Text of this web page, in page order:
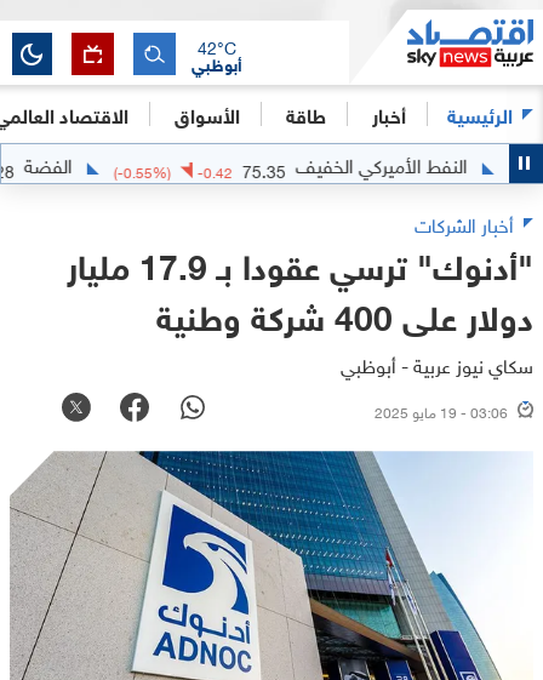
الرئيسية أخبار طاقة الأسواق الاقتصاد
أبوظبي
42°C
النفط الأميركي الخفيف 75.35
-0.42
(-0.55%) الفضة 61.9528
أخبار الشركات
"أدنوك" ترسي عقودا بـ 17.9 مليار
دولار على 400 شركة وطنية
سكاي نيوز عربية - أبوظبي
03:06 - 19 مايو 2025